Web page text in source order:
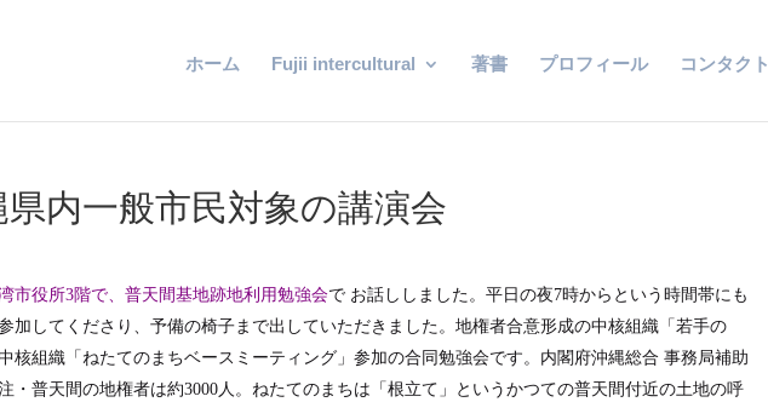
ホーム Fujii intercultural 著書 プロフィール コンタクト
内一般市民対象の講演会
市役所3階で、普天間基地跡地利用勉強会で お話ししました。平日の夜7時からという時間帯にも
加してくださり、予備の椅子まで出していただきました。地権者合意形成の中核組織「若手の
核組織「ねたてのまちベースミーティング」参加の合同勉強会です。内閣府沖縄総合 事務局補助
普天間の地権者は約3000人。ねたてのまちは「根立て」というかつての普天間付近の土地の呼